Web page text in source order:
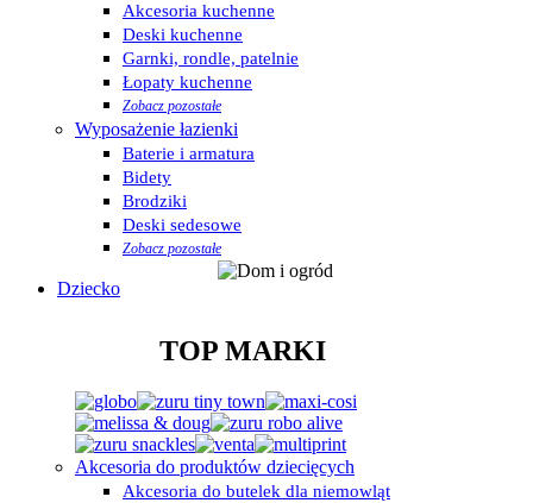
Akcesoria kuchenne
Deski kuchenne
Garnki, rondle, patelnie
Łopaty kuchenne
Zobacz pozostałe
Wyposażenie łazienki
Baterie i armatura
Bidety
Brodziki
Deski sedesowe
Zobacz pozostałe
Dziecko
TOP MARKI
Akcesoria do produktów dziecięcych
Akcesoria do butelek dla niemowląt